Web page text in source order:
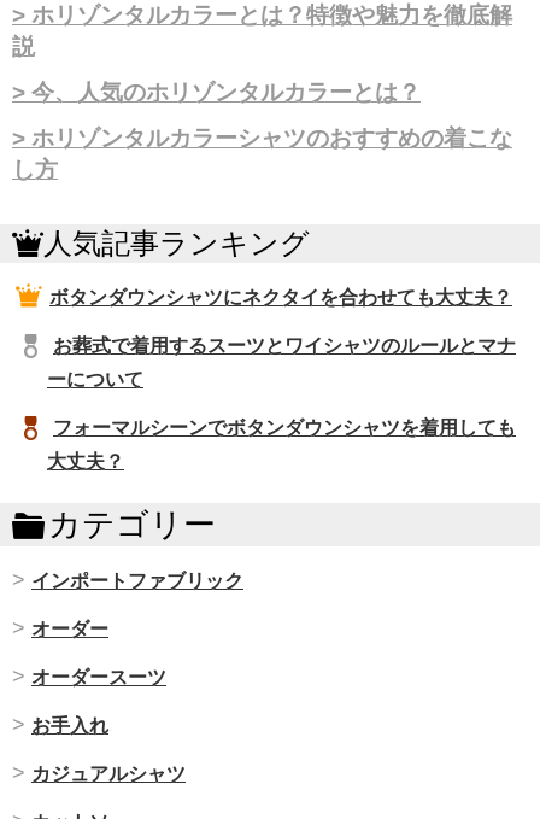
ホリゾンタルカラーとは？特徴や魅力を徹底解
説
今、人気のホリゾンタルカラーとは？
ホリゾンタルカラーシャツのおすすめの着こな
し方
人気記事ランキング
ボタンダウンシャツにネクタイを合わせても大丈夫？
お葬式で着用するスーツとワイシャツのルールとマナ
ーについて
フォーマルシーンでボタンダウンシャツを着用しても
大丈夫？
カテゴリー
インポートファブリック
オーダー
オーダースーツ
お手入れ
カジュアルシャツ